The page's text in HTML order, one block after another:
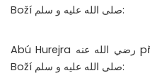
Boží صلى الله عليه و سلم:
Abú Hurejra رضي الله عنه převyprávěl, co vyprávěl i Posel
Boží صلى الله عليه و سلم: